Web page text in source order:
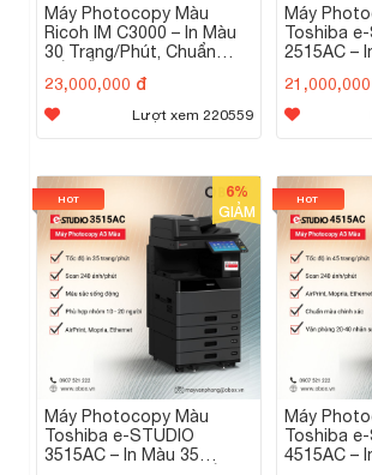
Giao & lắp đặt miễn phí trong 2 giờtại
Đà Nẵng.
Liên hệ tư vấn & báo giá:
Hotline/Zalo: 0907 521 222
Email:
mayvanphong@obox.vn
Máy Photocopy Màu
Ricoh IM C3000 – In Màu
30 Trang/Phút, Chuẩn
23,000,000 đ
Lượt xem 220559
Máy
Toshiba e-
2515AC –
Máy Photocopy Màu
Toshiba e-STUDIO
3515AC – In Màu 35
6%
GIẢM
HOT
Máy
Toshiba e-
4515AC –
HOT